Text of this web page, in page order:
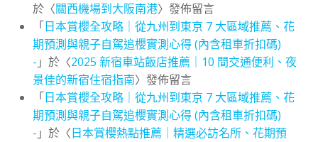
於〈關西機場到大阪南港〉發佈留言
「日本賞櫻全攻略｜從九州到東京 7 大區域推薦、花
期預測與親子自駕追櫻實測心得 (內含租車折扣碼)
- 」於〈2025 新宿車站飯店推薦｜10 間交通便利、夜
景佳的新宿住宿指南〉發佈留言
「日本賞櫻全攻略｜從九州到東京 7 大區域推薦、花
期預測與親子自駕追櫻實測心得 (內含租車折扣碼)
- 」於〈日本賞櫻熱點推薦｜精選必訪名所、花期預